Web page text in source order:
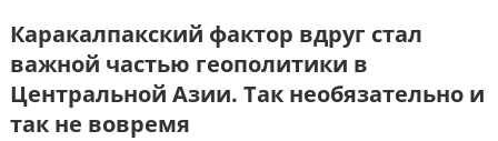
Каракалпакский фактор вдруг стал
важной частью геополитики в
Центральной Азии. Так необязательно и
так не вовремя